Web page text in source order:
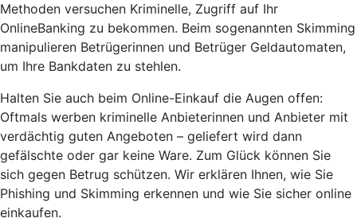
Methoden versuchen Kriminelle, Zugriff auf Ihr
OnlineBanking zu bekommen. Beim sogenannten Skimming
manipulieren Betrügerinnen und Betrüger Geldautomaten,
um Ihre Bankdaten zu stehlen.
Halten Sie auch beim Online-Einkauf die Augen offen:
Oftmals werben kriminelle Anbieterinnen und Anbieter mit
verdächtig guten Angeboten – geliefert wird dann
gefälschte oder gar keine Ware. Zum Glück können Sie
sich gegen Betrug schützen. Wir erklären Ihnen, wie Sie
Phishing und Skimming erkennen und wie Sie sicher online
einkaufen.